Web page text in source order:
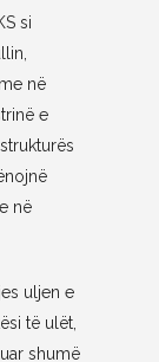
si
në
e
në
uljen e
të ulët,
shumë